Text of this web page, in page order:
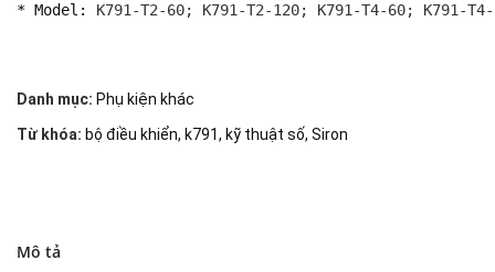
* Model: K791-T2-60; K791-T2-120; K791-T4-60; K791-
Danh mục: Phụ kiện khác
Từ khóa: bộ điều khiển, k791, kỹ thuật số, Siron
Mô tả